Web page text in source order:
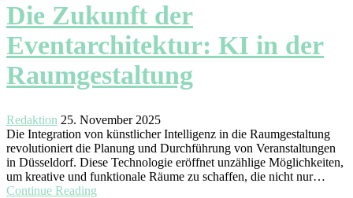
Die Zukunft der
Eventarchitektur: KI in der
Raumgestaltung
Redaktion 25. November 2025
Die Integration von künstlicher Intelligenz in die Raumgestaltung
revolutioniert die Planung und Durchführung von Veranstaltungen
in Düsseldorf. Diese Technologie eröffnet unzählige Möglichkeiten,
um kreative und funktionale Räume zu schaffen, die nicht nur…
Continue Reading